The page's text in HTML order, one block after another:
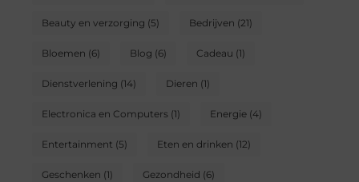
Beauty en verzorging (5) Bedrijven (21)
Bloemen (6) Blog (6) Cadeau (1)
Dienstverlening (14) Dieren (1)
Electronica en Computers(1) Energie(4)
Entertainment (5) Eten en drinken (12)
Geschenken (1) Gezondheid (6)